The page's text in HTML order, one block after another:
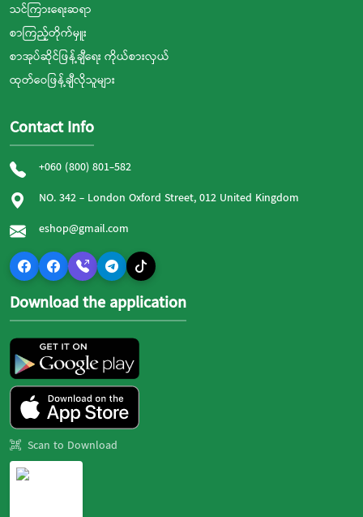
သင်ကြားရေးဆရာ
စာကြည့်တိုက်မှူး
စာအုပ်ဆိုင်ဖြန့်ချီရေး ကိုယ်စားလှယ်
ထုတ်ဝေဖြန့်ချီလိုသူများ
Contact Info
+060 (800) 801-582
NO. 342 - London Oxford Street, 012 United Kingdom
eshop@gmail.com
Download the application
Scan to Download